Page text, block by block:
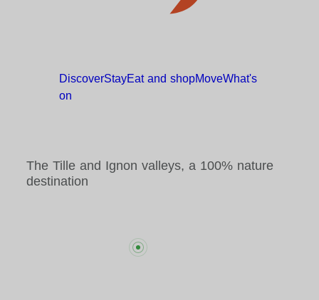
DiscoverStayEat and shopMoveWhat's
on
The Tille and Ignon valleys, a 100% nature
destination